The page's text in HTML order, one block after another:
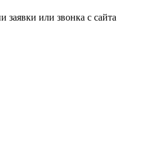
заявки или звонка с сайта